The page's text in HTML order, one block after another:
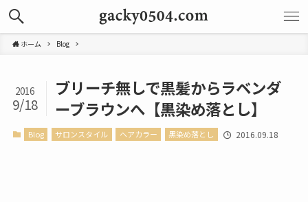
ホーム Blog
ブリーチ無しで黒髪からラベンダ
ーブラウンへ【黒染め落とし】
2016
9/18
Blog サロンスタイル ヘアカラー 黒染め落とし 2016.09.18